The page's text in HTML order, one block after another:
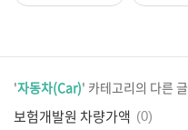
'자동차(Car)' 카테고리의 다른 글
보험개발원 차량가액 (0)